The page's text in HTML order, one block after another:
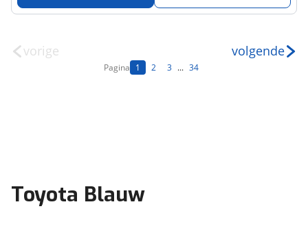
vorige
Pagina 1 2 3 ... 34
volgende
Toyota Blauw